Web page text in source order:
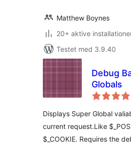
Matthew Boynes
20+ aktive
Testet med 3.9.40
Debug
Globals
Displays Super Global
current request.Like
$_COOKIE. Requires the